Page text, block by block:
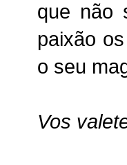
que não
paixão os
o seu
Vos